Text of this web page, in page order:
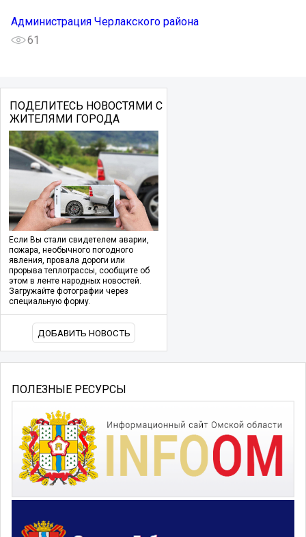
Администрация Черлакского района
61
ПОДЕЛИТЕСЬ НОВОСТЯМИ С
ЖИТЕЛЯМИ ГОРОДА
Если Вы стали свидетелем аварии,
пожара, необычного погодного
явления, провала дороги или
прорыва теплотрассы, сообщите об
этом в ленте народных новостей.
Загружайте фотографии через
специальную форму.
ДОБАВИТЬ НОВОСТЬ
ПОЛЕЗНЫЕ РЕСУРСЫ